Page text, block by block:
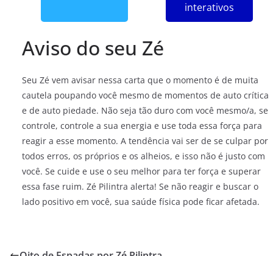
interativos
Aviso do seu Zé
Seu Zé vem avisar nessa carta que o momento é de muita
cautela poupando você mesmo de momentos de auto crítica
e de auto piedade. Não seja tão duro com você mesmo/a, se
controle, controle a sua energia e use toda essa força para
reagir a esse momento. A tendência vai ser de se culpar por
todos erros, os próprios e os alheios, e isso não é justo com
você. Se cuide e use o seu melhor para ter força e superar
essa fase ruim. Zé Pilintra alerta! Se não reagir e buscar o
lado positivo em você, sua saúde física pode ficar afetada.